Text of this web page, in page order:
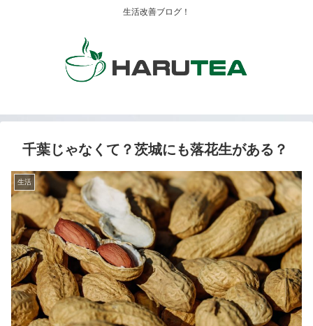
生活改善ブログ！
千葉じゃなくて？茨城にも落花生がある？
生活